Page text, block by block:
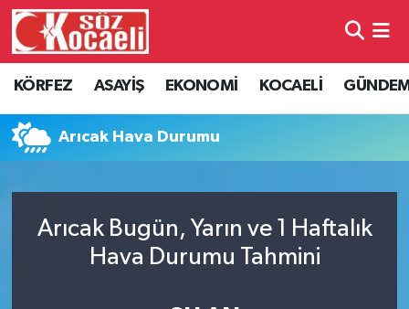
KÖRFEZ ASAYİŞ EKONOMİ KOCAELİ
Arıcak Hava Durumu
Arıcak Bugün, Yarın ve 1 Haftalık
Hava Durumu Tahmini
Kocaeli Hava Durumu
Kocaeli Namaz Vakitleri
Süper Lig Puan Durumu ve Fikstür